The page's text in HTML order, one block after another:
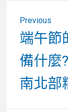
Previous
Previous
post:
端午節
備什麼
南北部